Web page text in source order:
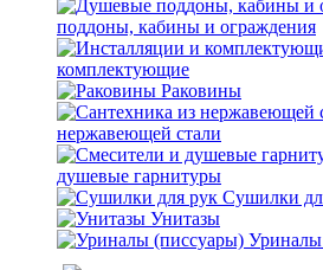
поддоны, кабины и ограждения
комплектующие
Раковины
нержавеющей стали
душевые гарнитуры
Сушилки
Унитазы